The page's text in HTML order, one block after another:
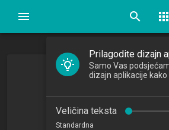
search apps
Programming
2016/2017
Prilagodite dizajn
dizajn aplikacije kako
Veličina teksta
Standardna